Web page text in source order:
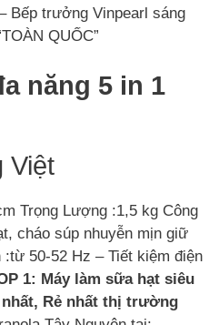
Bếp trưởng Vinpearl sáng
QUỐC”
năng 5 in 1
Việt
Trọng Lượng :1,5 kg Công
cháo súp nhuyễn mịn giữ
50-52 Hz – Tiết kiệm điện
1: Máy làm sữa hạt siêu
nhất, Rẻ nhất thị trường